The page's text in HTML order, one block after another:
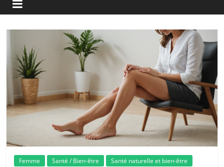
Femme Santé / Bien-être Santé naturelle et bien-être